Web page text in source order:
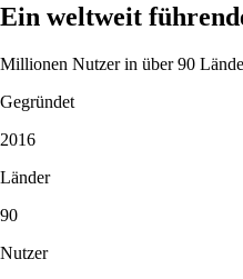
Ein weltweit
Millionen Nutzer in über 90
Gegründet
2016
Länder
90
Nutzer